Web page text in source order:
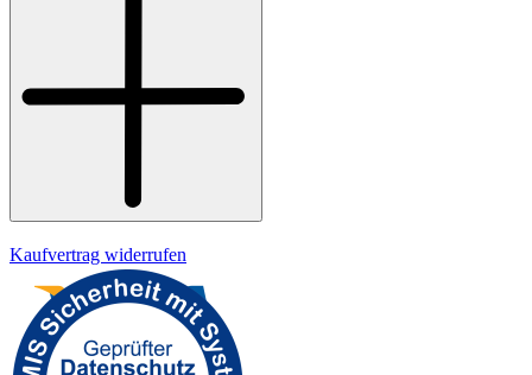
Kaufvertrag widerrufen